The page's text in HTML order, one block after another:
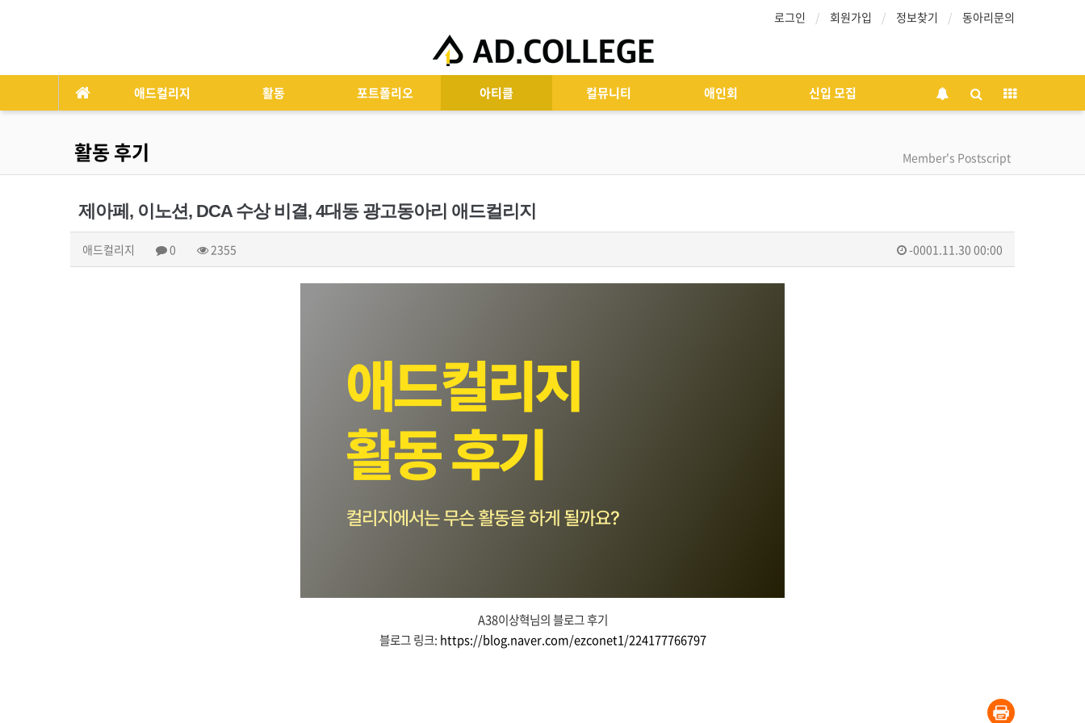
로그인 회원가입 정보찾기 동아리문의
애드컬리지 활동 포트폴리오 아티클 컬뮤니티 애인회 신입 모집
활동 후기 Member's Postscript
제아페, 이노션, DCA 수상 비결, 4대동 광고동아리 애드컬리지
애드컬리지 0 2355 -0001.11.30 00:00
A38이상혁님의 블로그 후기
블로그 링크: https://blog.naver.com/ezconet1/224177766797